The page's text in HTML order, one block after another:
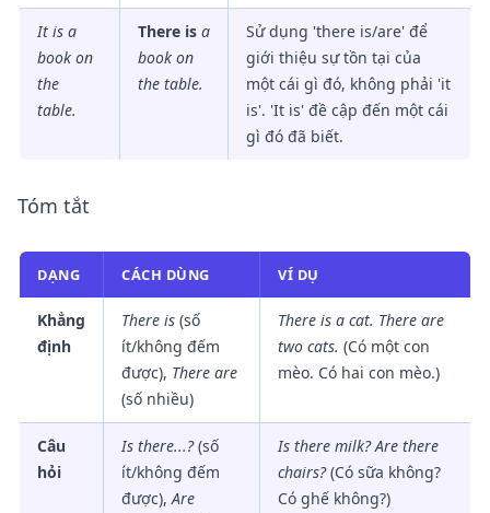
It is a
book on
the
table.
There is a
book on
the table.
Sử dụng 'there is/are' để
giới thiệu sự tồn tại của
một cái gì đó, không phải 'it
is'. 'It is' đề cập đến một cái
gì đó đã biết.
Tóm tắt
DẠNG CÁCH DÙNG VÍ DỤ
Khẳng
định
There is (số
ít/không đếm
được), There are
(số nhiều)
There is a cat. There are
two cats. (Có một con
mèo. Có hai con mèo.)
Câu
hỏi
Is there...?(số
ít/không đếm
được),Are
Is there milk? Are there
chairs?(Có sữa không?
Có ghế không?)